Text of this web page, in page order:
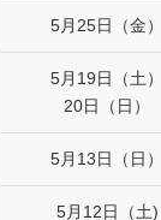
5月25日（金）
5月19日（土）
20日（日）
5月13日（日）
5月12日（土)